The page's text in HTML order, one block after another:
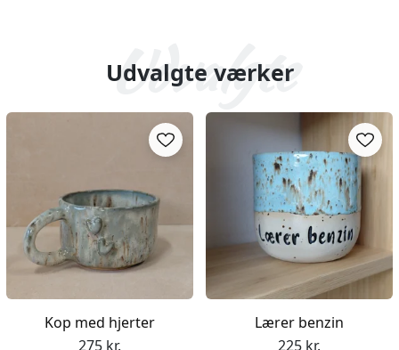
Udvalgte værker
Kop med hjerter
275 kr.
Lærer benzin
225 kr.